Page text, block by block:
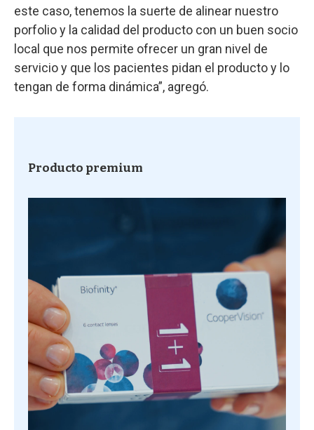
este caso, tenemos la suerte de alinear nuestro
porfolio y la calidad del producto con un buen socio
local que nos permite ofrecer un gran nivel de
servicio y que los pacientes pidan el producto y lo
tengan de forma dinámica”, agregó.
Producto premium